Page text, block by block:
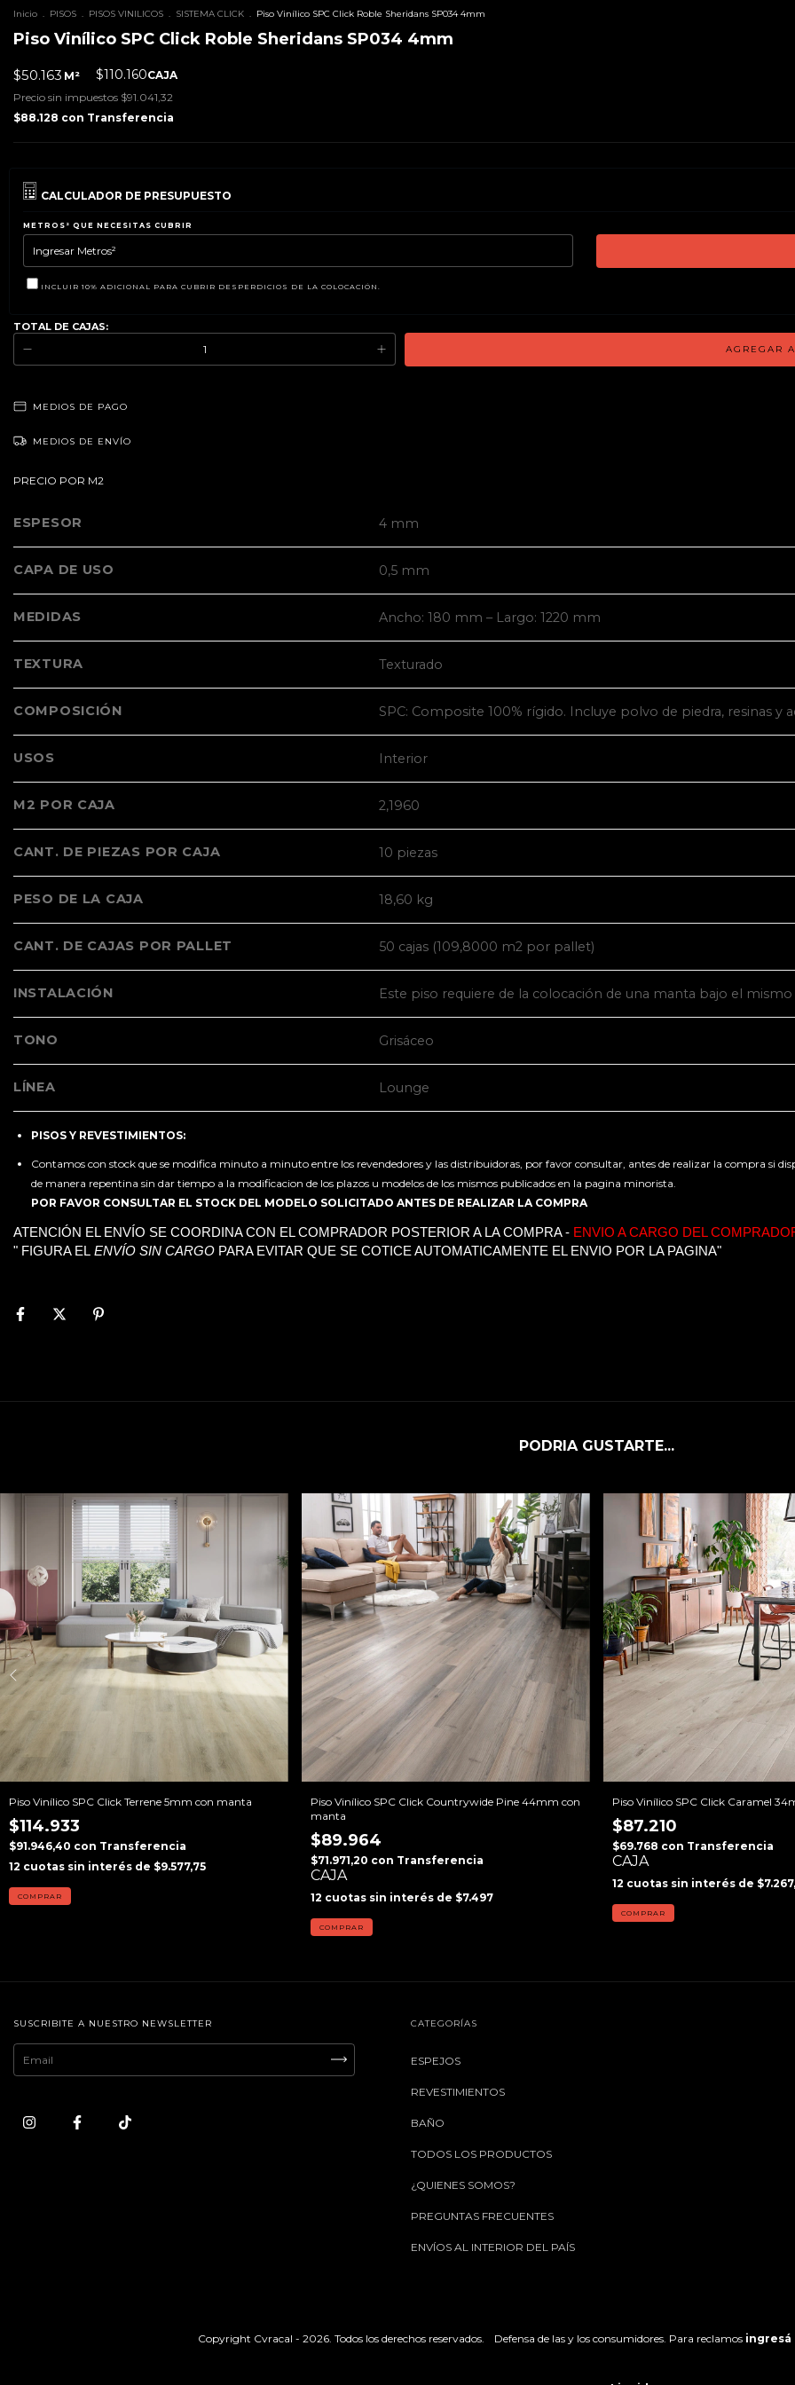
Inicio . PISOS . PISOS VINILICOS . SISTEMA CLICK . Piso Vinílico SPC Click Roble Sheridans SP034 4mm
Piso Vinílico SPC Click Roble Sheridans SP034 4mm
$50.163 M² $110.160CAJA
Precio sin impuestos $91.041,32
$88.128 con Transferencia
CALCULADOR DE PRESUPUESTO
METROS² QUE NECESITAS CUBRIR
INCLUIR 10% ADICIONAL PARA CUBRIR DESPERDICIOS DE LA COLOCACIÓN.
TOTAL DE CAJAS:
MEDIOS DE PAGO
MEDIOS DE ENVÍO
PRECIO POR M2
ESPESOR 4 mm
CAPA DE USO 0,5 mm
MEDIDAS Ancho: 180 mm – Largo: 1220 mm
TEXTURA Texturado
COMPOSICIÓN SPC: Composite 100% rígido. Incluye polvo de piedra, resinas y
USOS Interior
M2 POR CAJA 2,1960
CANT. DE PIEZAS POR CAJA 10 piezas
PESO DE LA CAJA 18,60 kg
CANT. DE CAJAS POR PALLET 50 cajas (109,8000 m2 por pallet)
INSTALACIÓN Este piso requiere de la colocación de una manta bajo el mismo
TONO Grisáceo
LÍNEA Lounge
PISOS Y REVESTIMIENTOS:
Contamos con stock que se modifica minuto a minuto entre los revendedores y las distribuidoras, por favor consultar, antes de realizar la compra si
de manera repentina sin dar tiempo a la modificacion de los plazos u modelos de los mismos publicados en la pagina minorista.
POR FAVOR CONSULTAR EL STOCK DEL MODELO SOLICITADO ANTES DE REALIZAR LA COMPRA
ATENCIÓN EL ENVÍO SE COORDINA CON EL COMPRADOR POSTERIOR A LA COMPRA - ENVIO A CARGO DEL
" FIGURA EL ENVÍO SIN CARGO PARA EVITAR QUE SE COTICE AUTOMATICAMENTE EL ENVIO POR LA PAGINA"
PODRIA GUSTARTE...
Piso Vinílico SPC Click Terrene 5mm con manta
$114.933
$91.946,40 con Transferencia
12 cuotas sin interés de $9.577,75
Piso Vinílico SPC Click Countrywide Pine 44mm con
manta
$89.964
$71.971,20 con Transferencia
CAJA
12 cuotas sin interés de $7.497
COMPRAR
Piso Vinílico SPC Click Caramel
$87.210
$69.768 con Transferencia
CAJA
12 cuotas sin interés de
COMPRAR
SUSCRIBITE A NUESTRO NEWSLETTER CATEGORÍAS
ESPEJOS
REVESTIMIENTOS
BAÑO
TODOS LOS PRODUCTOS
¿QUIENES SOMOS?
PREGUNTAS FRECUENTES
ENVÍOS AL INTERIOR DEL PAÍS
Copyright Cvracal - 2026. Todos los derechos reservados. Defensa de las y los consumidores. Para reclamos ingresá